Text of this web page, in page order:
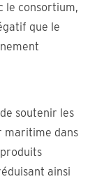
le consortium,
que le
soutenir les
maritime dans
ainsi